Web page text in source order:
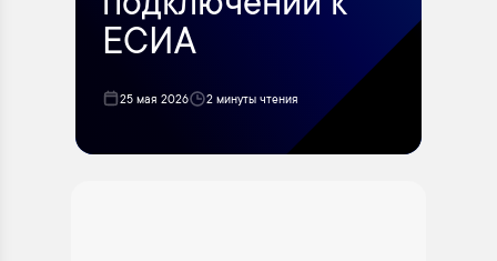
ЕСИА
25 мая 2026 2 минуты чтения